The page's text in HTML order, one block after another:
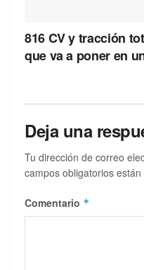
816 CV y tracción
que va a poner en
Deja una
Tu dirección de correo
campos obligatorios
Comentario *